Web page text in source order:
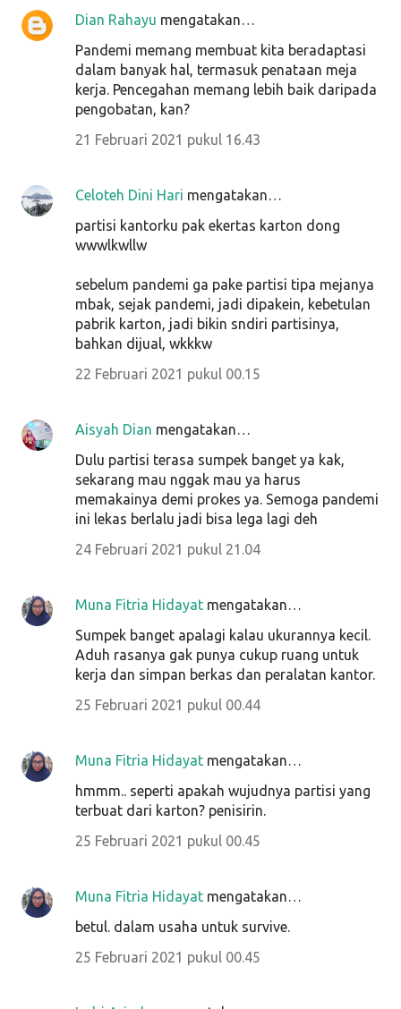
Dian Rahayu mengatakan…
Pandemi memang membuat kita beradaptasi
dalam banyak hal, termasuk penataan meja
kerja. Pencegahan memang lebih baik daripada
pengobatan, kan?
21 Februari 2021 pukul 16.43
Celoteh Dini Hari mengatakan…
partisi kantorku pak ekertas karton dong
wwwlkwllw
sebelum pandemi ga pake partisi tipa mejanya
mbak, sejak pandemi, jadi dipakein, kebetulan
pabrik karton, jadi bikin sndiri partisinya,
bahkan dijual, wkkkw
22 Februari 2021 pukul 00.15
Aisyah Dian mengatakan…
Dulu partisi terasa sumpek banget ya kak,
sekarang mau nggak mau ya harus
memakainya demi prokes ya. Semoga pandemi
ini lekas berlalu jadi bisa lega lagi deh
24 Februari 2021 pukul 21.04
Muna Fitria Hidayat mengatakan…
Sumpek banget apalagi kalau ukurannya kecil.
Aduh rasanya gak punya cukup ruang untuk
kerja dan simpan berkas dan peralatan kantor.
25 Februari 2021 pukul 00.44
Muna Fitria Hidayat mengatakan…
hmmm.. seperti apakah wujudnya partisi yang
terbuat dari karton? penisirin.
25 Februari 2021 pukul 00.45
Muna Fitria Hidayat mengatakan…
betul. dalam usaha untuk survive.
25 Februari 2021 pukul 00.45